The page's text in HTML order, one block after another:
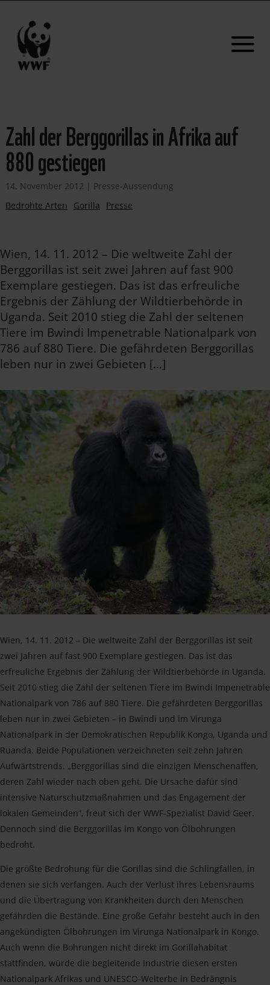
Zahl der Berggorillas in Afrika auf
880 gestiegen
14. November 2012 | Presse-Aussendung
Bedrohte Arten
Gorilla Presse
Wien, 14. 11. 2012 – Die weltweite Zahl der
Berggorillas ist seit zwei Jahren auf fast 900
Exemplare gestiegen. Das ist das erfreuliche
Ergebnis der Zählung der Wildtierbehörde in
Uganda. Seit 2010 stieg die Zahl der seltenen
Tiere im Bwindi Impenetrable Nationalpark von
786 auf 880 Tiere. Die gefährdeten Berggorillas
leben nur in zwei Gebieten […]
Wien, 14. 11. 2012 – Die weltweite Zahl der Berggorillas ist seit
zwei Jahren auf fast 900 Exemplare gestiegen. Das ist das
erfreuliche Ergebnis der Zählung der Wildtierbehörde in Uganda.
Seit 2010 stieg die Zahl der seltenen Tiere im Bwindi Impenetrable
Nationalpark von 786 auf 880 Tiere. Die gefährdeten Berggorillas
leben nur in zwei Gebieten – in Bwindi und im Virunga
Nationalpark in der Demokratischen Republik Kongo, Uganda und
Ruanda. Beide Populationen verzeichneten seit zehn Jahren
Aufwärtstrends. „Berggorillas sind die einzigen Menschenaffen,
deren Zahl wieder nach oben geht. Die Ursache dafür sind
intensive Naturschutzmaßnahmen und das Engagement der
lokalen Gemeinden“, freut sich der WWF-Spezialist David Geer.
Dennoch sind die Berggorillas im Kongo von Ölbohrungen
bedroht.
Die größte Bedrohung für die Gorillas sind die Schlingfallen, in
denen sie sich verfangen. Auch der Verlust ihres Lebensraums
und die Übertragung von Krankheiten durch den Menschen
gefährden die Bestände. Eine große Gefahr besteht auch in den
angekündigten Ölbohrungen im Virunga Nationalpark in Kongo.
Auch wenn die Bohrungen nicht direkt im Gorillahabitat
stattfinden, würde die begleitende Industrie diesen ersten
Nationalpark Afrikas und UNESCO-Welterbe in Bedrängnis